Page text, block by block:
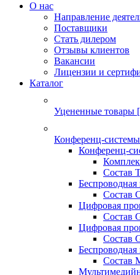
О нас
Направление
Поставщики
Стать дилером
Отзывы клиентов
Вакансии
Лицензии и
Каталог
Уцененные товары
Конференц-системы
Конференц-
Состав
Состав
Цифровая
Состав
Цифровая
Состав
Состав